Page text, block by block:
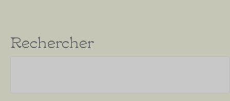
Rechercher